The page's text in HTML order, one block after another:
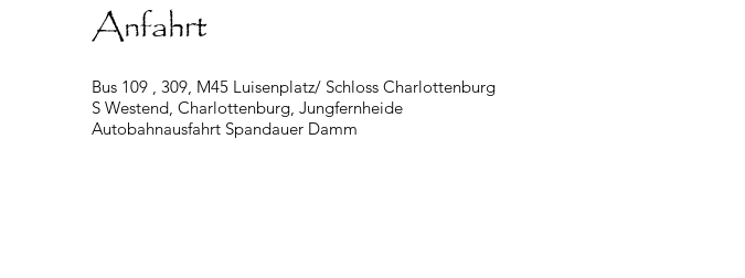
Anfahrt
Bus 109 , 309, M45 Luisenplatz/ Schloss Charlottenburg
S Westend, Charlottenburg, Jungfernheide
Autobahnausfahrt Spandauer Damm